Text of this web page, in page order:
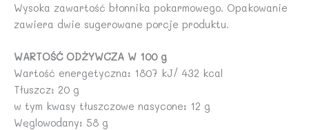
Wysoka zawartość błonnika pokarmowego. Opakowanie
zawiera dwie sugerowane porcje produktu.
WARTOŚĆ ODŻYWCZA W 100 g
Wartość energetyczna: 1807 kJ/ 432 kcal
Tłuszcz: 20 g
w tym kwasy tłuszczowe nasycone: 12 g
Węglowodany: 58 g